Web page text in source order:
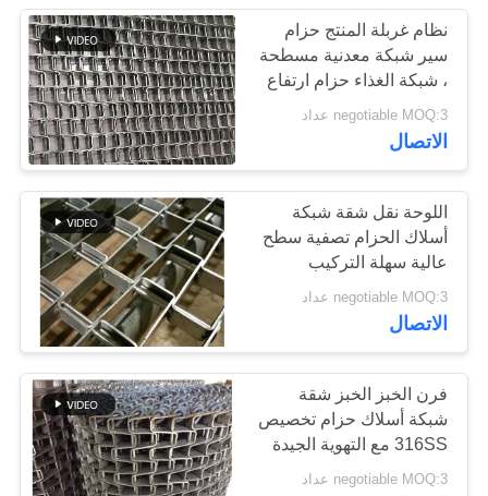
حزام ناقل لوحة
37
سيور ناقلة PTFE
47
نظام غربلة المنتج حزام
سير شبكة معدنية مسطحة
، شبكة الغذاء حزام ارتفاع
الكربون الصلب
negotiable MOQ:3 عداد
الاتصال
اللوحة نقل شقة شبكة
أسلاك الحزام تصفية سطح
عالية سهلة التركيب
negotiable MOQ:3 عداد
الاتصال
فرن الخبز الخبز شقة
شبكة أسلاك حزام تخصيص
316SS مع التهوية الجيدة
negotiable MOQ:3 عداد